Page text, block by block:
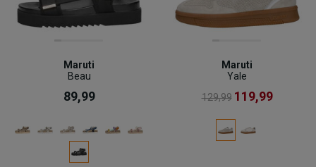
Maruti
Beau
89,99
Maruti
Yale
129,99 119,99